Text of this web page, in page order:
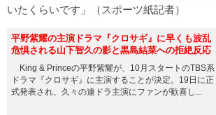
いたくらいです」（スポーツ紙記者）
平野紫耀の主演ドラマ『クロサギ』に早くも波乱
危惧される山下智久の影と黒島結菜への拒絶反応
King & Princeの平野紫耀が、10月スタートのTBS系
ドラマ『クロサギ』に主演することが決定。19日に正
式発表され、久々の連ドラ主演にファンが歓喜し...